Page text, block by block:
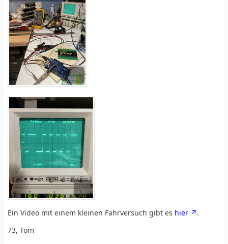
Ein Video mit einem kleinen Fahrversuch gibt es hier
.
73, Tom